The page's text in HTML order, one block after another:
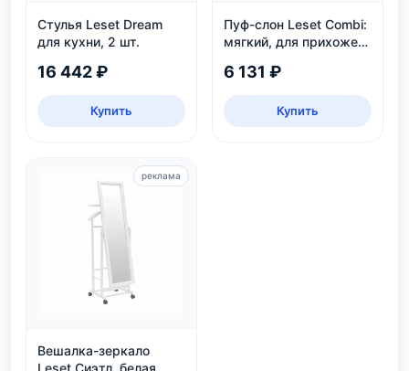
Стулья Leset Dream
для кухни, 2 шт.
16 442 ₽
Купить
Пуф-слон Leset Combi:
мягкий, для прихожей
серый
6 131 ₽
Купить
Вешалка-зеркало
Leset Сиэтл, белая
реклама